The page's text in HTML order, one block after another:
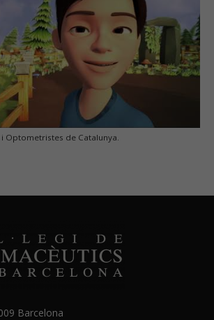
i Optometristes de Catalunya.
Barcelona